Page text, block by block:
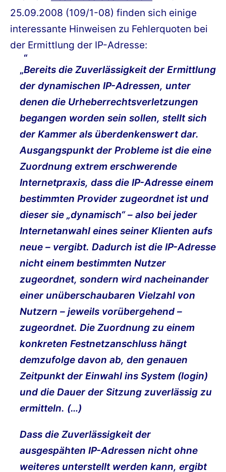
25.09.2008 (109/1-08) finden sich einige
interessante Hinweisen zu Fehlerquoten bei
der Ermittlung der IP-Adresse:
„Bereits die Zuverlässigkeit der Ermittlung
der dynamischen IP-Adressen, unter
denen die Urheberrechtsverletzungen
begangen worden sein sollen, stellt sich
der Kammer als überdenkenswert dar.
Ausgangspunkt der Probleme ist die eine
Zuordnung extrem erschwerende
Internetpraxis, dass die IP-Adresse einem
bestimmten Provider zugeordnet ist und
dieser sie „dynamisch“ – also bei jeder
Internetanwahl eines seiner Klienten aufs
neue – vergibt. Dadurch ist die IP-Adresse
nicht einem bestimmten Nutzer
zugeordnet, sondern wird nacheinander
einer unüberschaubaren Vielzahl von
Nutzern – jeweils vorübergehend –
zugeordnet. Die Zuordnung zu einem
konkreten Festnetzanschluss hängt
demzufolge davon ab, den genauen
Zeitpunkt der Einwahl ins System (login)
und die Dauer der Sitzung zuverlässig zu
ermitteln. (…)
Dass die Zuverlässigkeit der
ausgespähten IP-Adressen nicht ohne
weiteres unterstellt werden kann, ergibt